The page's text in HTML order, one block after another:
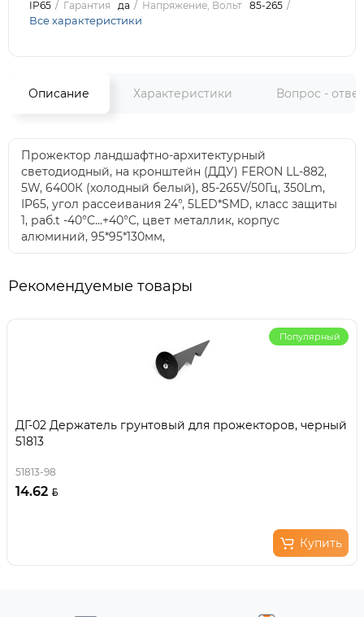
IP65 Гарантия да Напряжение, Вольт 85-265
Все характеристики
Описание Характеристики Вопрос -
Прожектор ландшафтно-архитектурный
светодиодный, на кронштейн (ДДУ) FERON LL-882,
5W, 6400К (холодный белый), 85-265V/50Гц, 350Lm,
IP65, угол рассеивания 24°, 5LED*SMD, класс защиты
1, раб.t -40°C...+40°C, цвет металлик, корпус
алюминий, 95*95*130мм,
Рекомендуемые товары
Популярный
ДГ-02 Держатель грунтовый для прожекторов, черный
51813
51813-98
14.62
Купить